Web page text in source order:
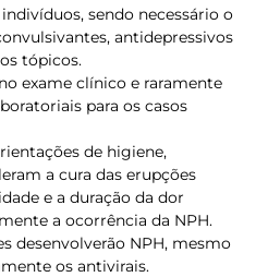
sendo necessário o
antidepressivos
tópicos.
exame clínico e raramente
para os casos
de higiene,
a cura das erupções
e a duração da dor
a ocorrência da NPH.
desenvolverão NPH, mesmo
os antivirais.